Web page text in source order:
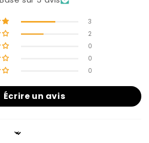
3
2
0
0
0
Écrire un avis